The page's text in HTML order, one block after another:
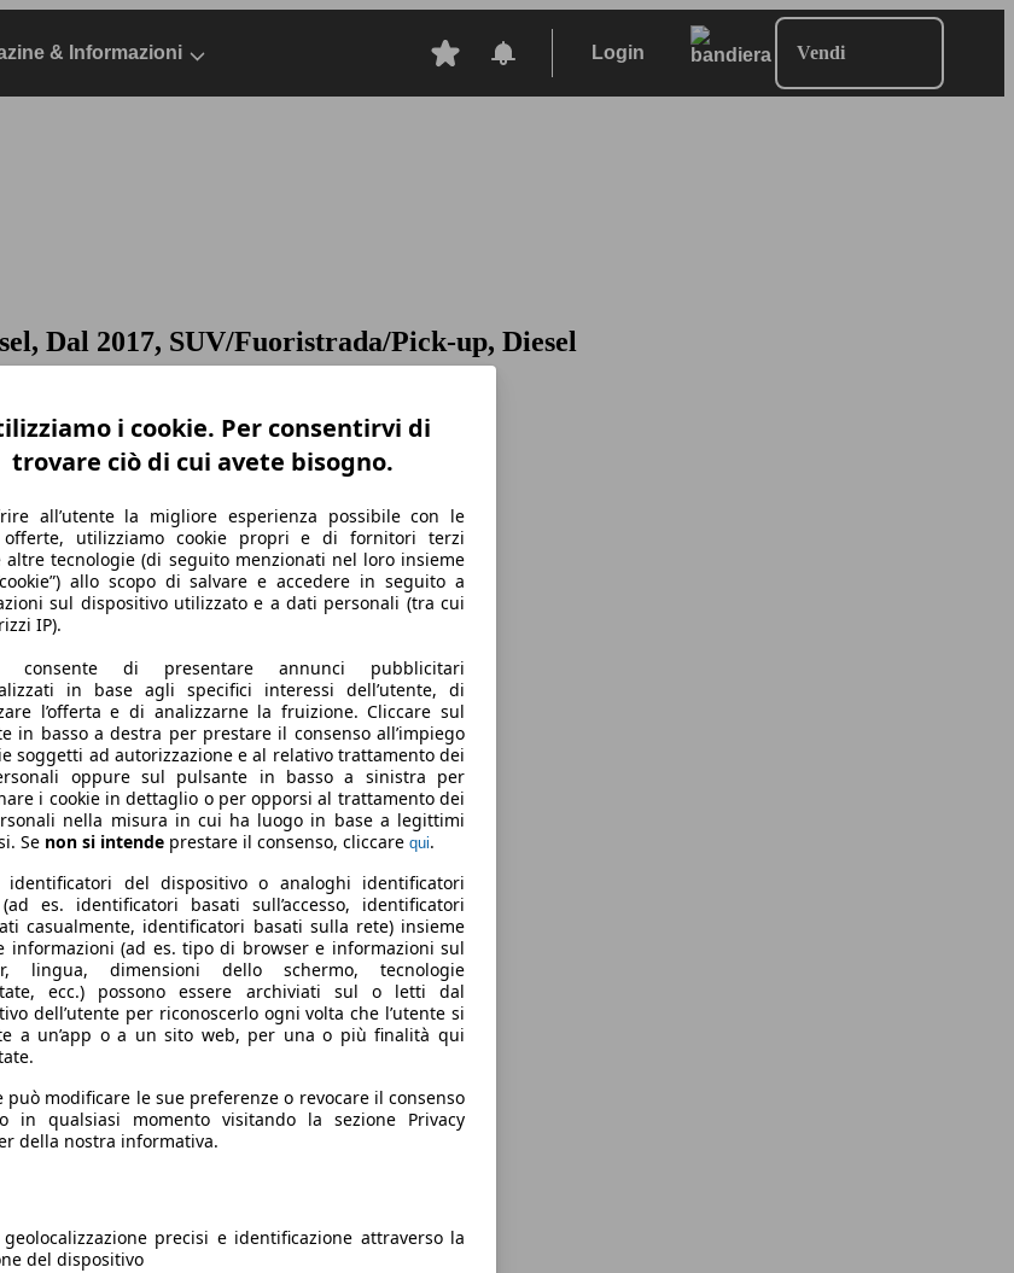
& Informazioni Login Vendi
Dal 2017, SUV/Fuoristrada/Pick-up, Diesel
i cookie. Per consentirvi di
trovare ciò di cui avete bisogno.
all’utente la migliore esperienza possibile con le
offerte, utilizziamo cookie propri e di fornitori terzi
altre tecnologie (di seguito menzionati nel loro insieme
allo scopo di salvare e accedere in seguito a
sul dispositivo utilizzato e a dati personali (tra cui
IP).
consente di presentare annunci pubblicitari
in base agli specifici interessi dell’utente, di
l’offerta e di analizzarne la fruizione. Cliccare sul
in basso a destra per prestare il consenso all’impiego
soggetti ad autorizzazione e al relativo trattamento dei
oppure sul pulsante in basso a sinistra per
i cookie in dettaglio o per opporsi al trattamento dei
nella misura in cui ha luogo in base a legittimi
Se non si intende prestare il consenso, cliccare qui.
identificatori del dispositivo o analoghi identificatori
es. identificatori basati sull’accesso, identificatori
casualmente, identificatori basati sulla rete) insieme
informazioni (ad es. tipo di browser e informazioni sul
lingua, dimensioni dello schermo, tecnologie
ecc.) possono essere archiviati sul o letti dal
dell’utente per riconoscerlo ogni volta che l’utente si
a un’app o a un sito web, per una o più finalità qui
può modificare le sue preferenze o revocare il consenso
in qualsiasi momento visitando la sezione Privacy
della nostra informativa.
precisi e identificazione attraverso la
del dispositivo